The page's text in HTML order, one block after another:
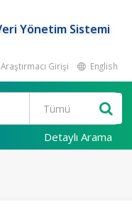
Yönetim Sistemi
Araştırmacı Girişi English
Detaylı Arama